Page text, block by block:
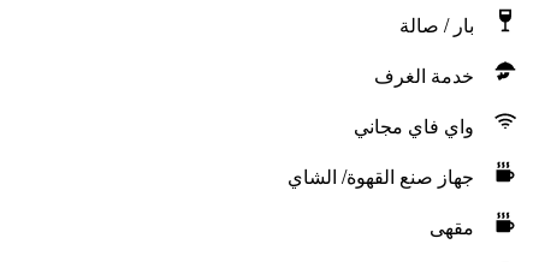
بار / صالة
خدمة الغرف
واي فاي مجاني
جهاز صنع القهوة/ الشاي
مقهى